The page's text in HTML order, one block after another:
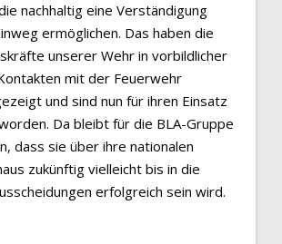
nachhaltig eine Verständigung
ermöglichen. Das haben die
unserer Wehr in vorbildlicher
mit der Feuerwehr
und sind nun für ihren Einsatz
Da bleibt für die BLA-Gruppe
dass sie über ihre nationalen
zukünftig vielleicht bis in die
erfolgreich sein wird.